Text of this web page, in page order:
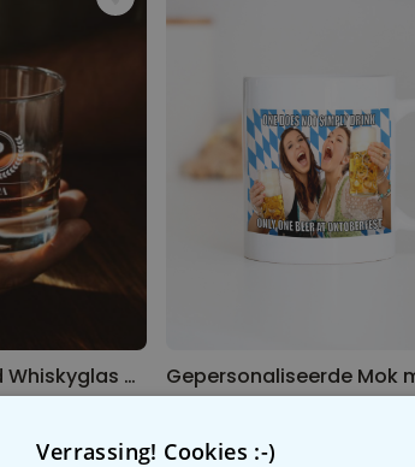
Gepersonaliseerd Whiskyglas met Monogram
Verrassing! Cookies :-)